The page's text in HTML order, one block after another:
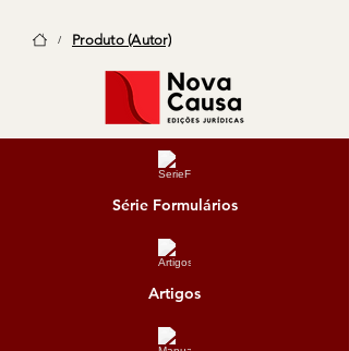
/ Produto (Autor)
Série Formulários
Artigos